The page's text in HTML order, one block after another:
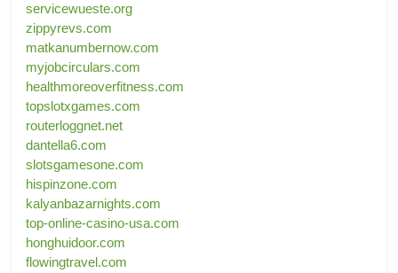
servicewueste.org
zippyrevs.com
matkanumbernow.com
myjobcirculars.com
healthmoreoverfitness.com
topslotxgames.com
routerloggnet.net
dantella6.com
slotsgamesone.com
hispinzone.com
kalyanbazarnights.com
top-online-casino-usa.com
honghuidoor.com
flowingtravel.com